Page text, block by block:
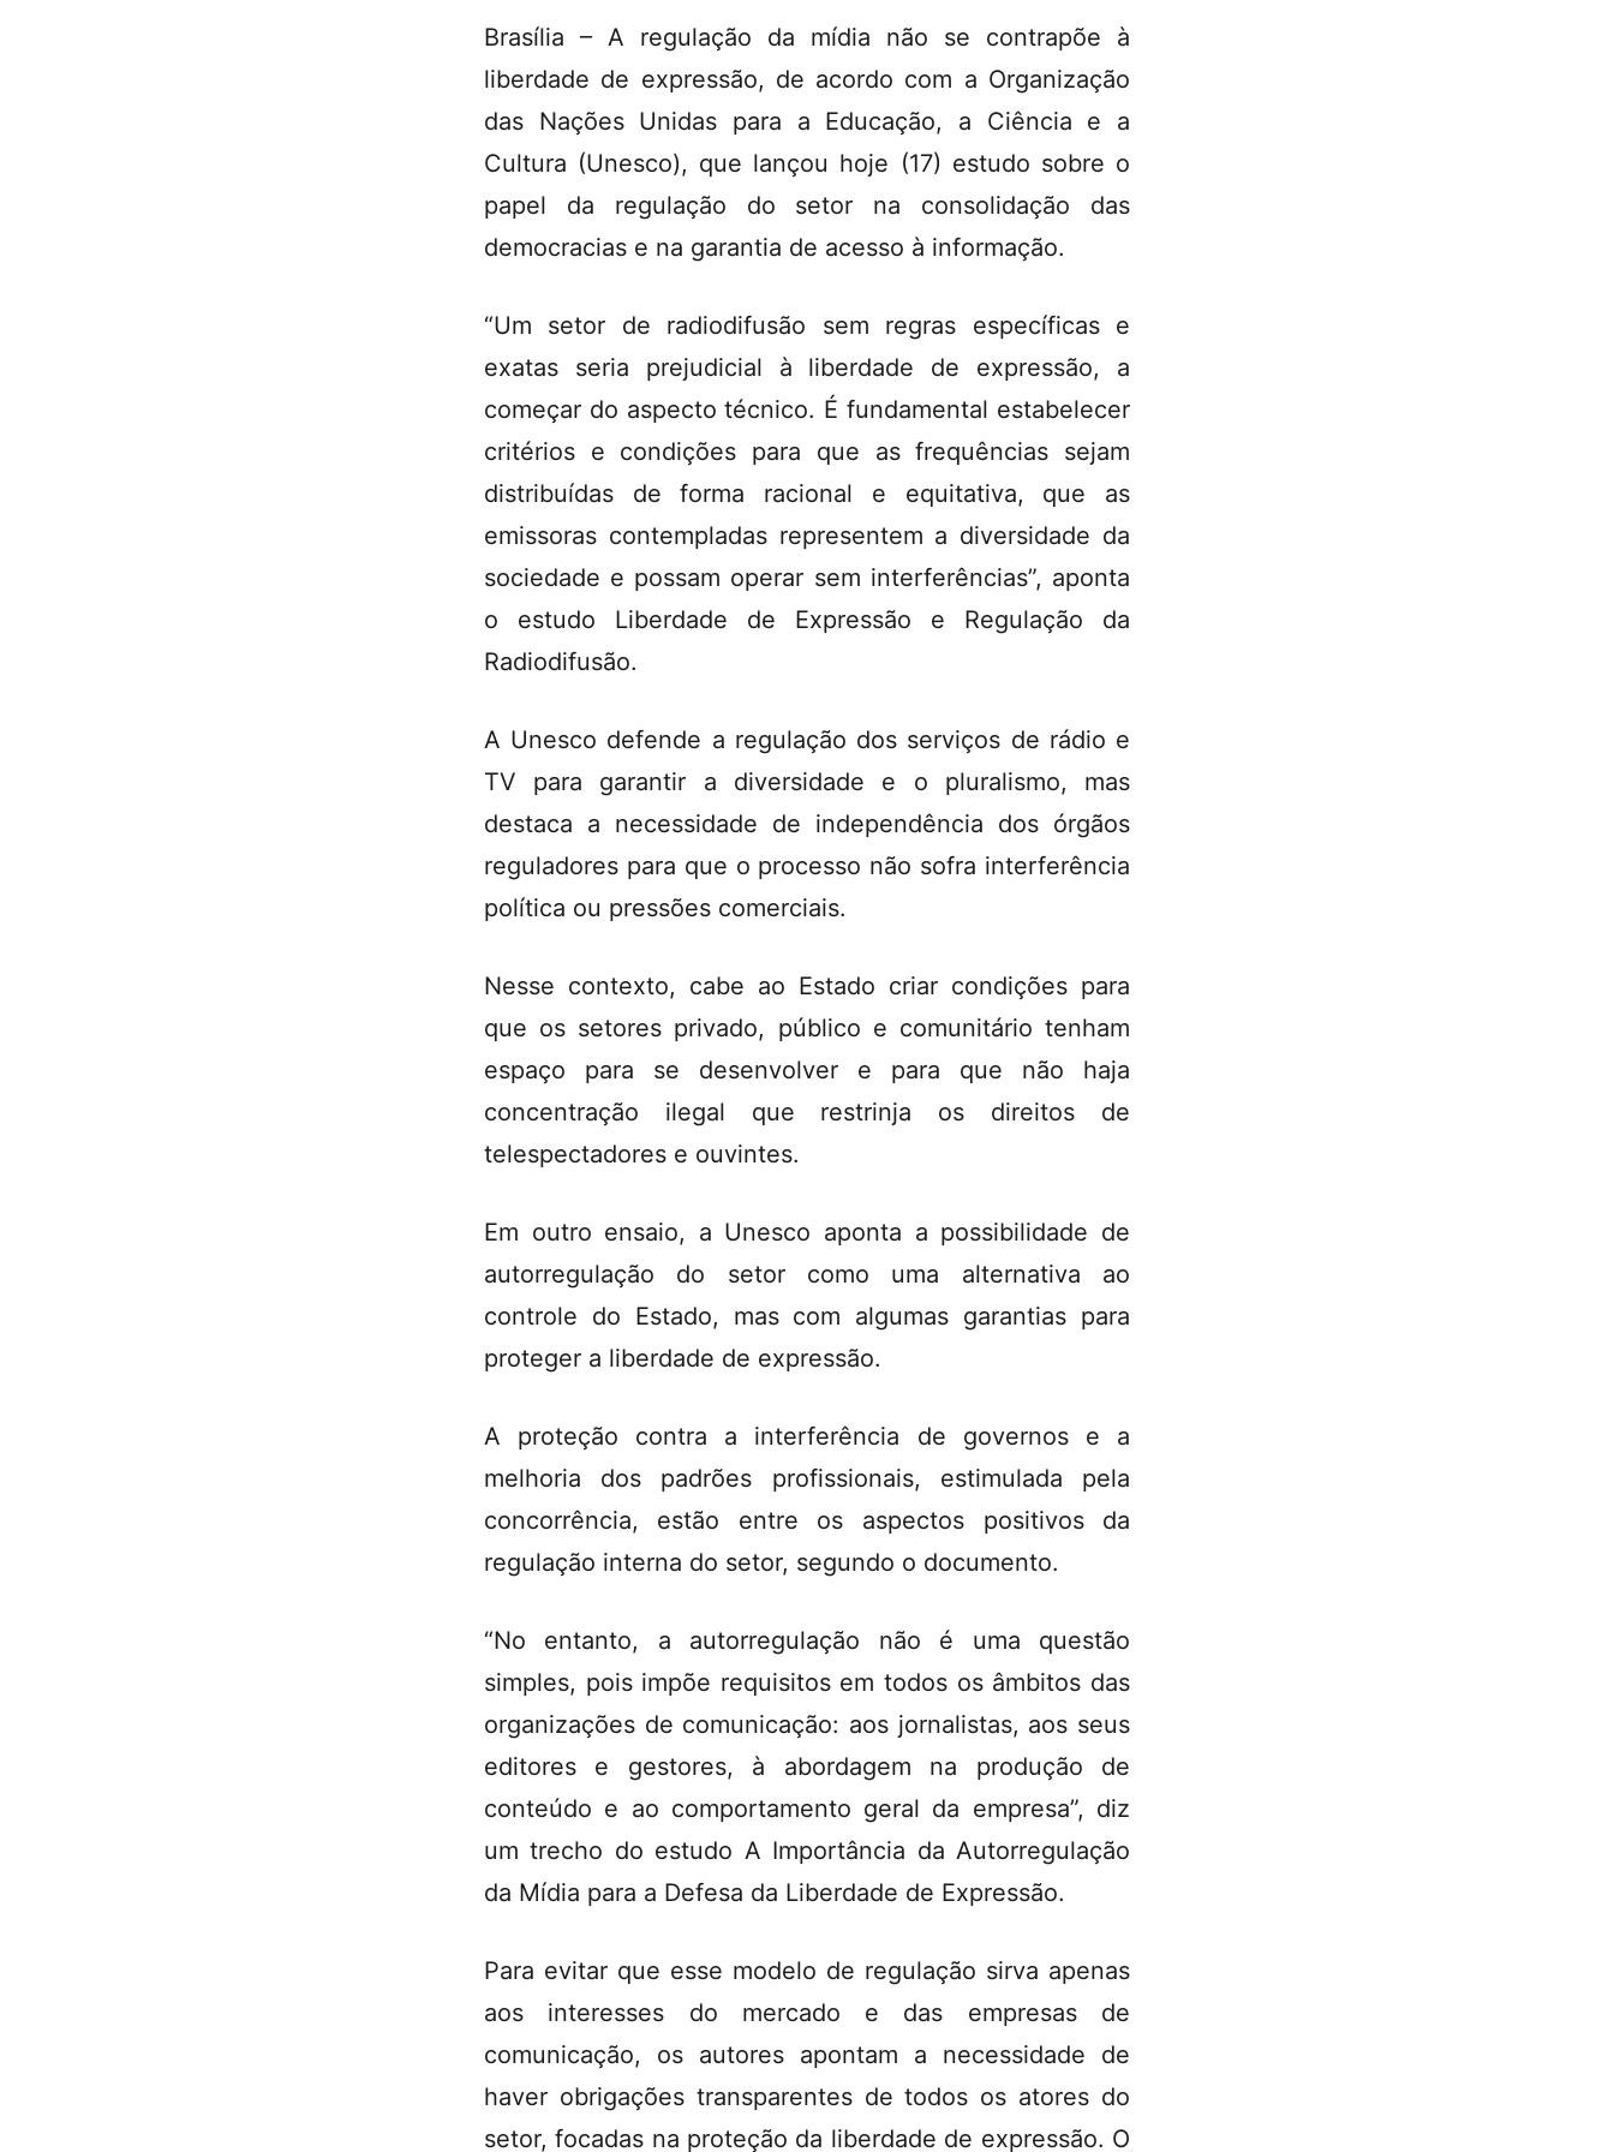
Brasília – A regulação da mídia não se contrapõe à
liberdade de expressão, de acordo com a Organização
das Nações Unidas para a Educação, a Ciência e a
Cultura (Unesco), que lançou hoje (17) estudo sobre o
papel da regulação do setor na consolidação das
democracias e na garantia de acesso à informação.
“Um setor de radiodifusão sem regras específicas e
exatas seria prejudicial à liberdade de expressão, a
começar do aspecto técnico. É fundamental estabelecer
critérios e condições para que as frequências sejam
distribuídas de forma racional e equitativa, que as
emissoras contempladas representem a diversidade da
sociedade e possam operar sem interferências”, aponta
o estudo Liberdade de Expressão e Regulação da
Radiodifusão.
A Unesco defende a regulação dos serviços de rádio e
TV para garantir a diversidade e o pluralismo, mas
destaca a necessidade de independência dos órgãos
reguladores para que o processo não sofra interferência
política ou pressões comerciais.
Nesse contexto, cabe ao Estado criar condições para
que os setores privado, público e comunitário tenham
espaço para se desenvolver e para que não haja
concentração ilegal que restrinja os direitos de
telespectadores e ouvintes.
Em outro ensaio, a Unesco aponta a possibilidade de
autorregulação do setor como uma alternativa ao
controle do Estado, mas com algumas garantias para
proteger a liberdade de expressão.
A proteção contra a interferência de governos e a
melhoria dos padrões profissionais, estimulada pela
concorrência, estão entre os aspectos positivos da
regulação interna do setor, segundo o documento.
“No entanto, a autorregulação não é uma questão
simples, pois impõe requisitos em todos os âmbitos das
organizações de comunicação: aos jornalistas, aos seus
editores e gestores, à abordagem na produção de
conteúdo e ao comportamento geral da empresa”, diz
um trecho do estudo A Importância da Autorregulação
da Mídia para a Defesa da Liberdade de Expressão.
Para evitar que esse modelo de regulação sirva apenas
aos interesses do mercado e das empresas de
comunicação, os autores apontam a necessidade de
haver obrigações transparentes de todos os atores do
setor, focadas na proteção da liberdade de expressão. O